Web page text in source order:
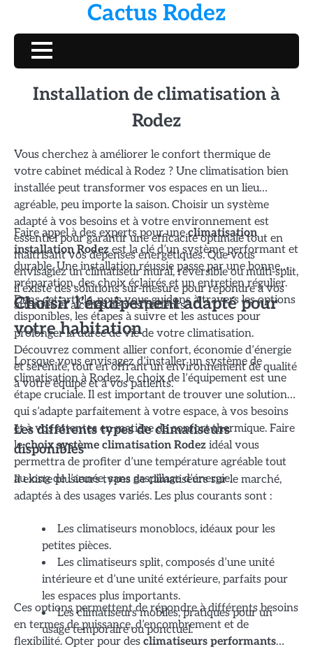
content
Cactus Rodez
Installation de climatisation à
Rodez
Vous cherchez à améliorer le confort thermique de
votre cabinet médical à Rodez ? Une climatisation bien
installée peut transformer vos espaces en un lieu
agréable, peu importe la saison. Choisir un système
adapté à vos besoins et à votre environnement est
essentiel pour garantir une efficacité optimale tout en
maîtrisant vos dépenses énergétiques. Que vous
envisagiez un climatiseur mural, réversible ou multi-split,
il existe des solutions sur-mesure pour répondre à vos
attentes et à celles de vos patients.
Faire appel à des experts pour uneclimatisation
installation Rodezest la clé d’un système performant et
durable. Une installation réussie passe par une bonne
préparation, des choix éclairés et un entretien régulier.
Dans cet article, nous vous guidons à travers les options
disponibles, les étapes à suivre et les astuces pour
prolonger la durée de vie de votre climatisation.
Découvrez comment allier confort, économie d’énergie
et sérénité, tout en offrant un environnement de qualité
à votre équipe et à vos patients.
Choisir l’équipement adapté pour
votre habitation
Lorsque vous envisagez d’installer un système de
climatisation à Rodez, le choix de l’équipement est une
étape cruciale. Il est important de trouver une solution
qui s’adapte parfaitement à votre espace, à vos besoins
et à vos attentes en matière de confort thermique. Faire
lechoix système climatisation Rodez idéal vous
permettra de profiter d’une température agréable tout
au long de l’année, sans gaspillage d’énergie.
Les différents types de climatiseurs
disponibles
Il existe plusieurs types de climatiseurs sur le marché,
adaptés à des usages variés. Les plus courants sont :
Les climatiseurs monoblocs, idéaux pour les
petites pièces.
Les climatiseurs split, composés d’une unité
intérieure et d’une unité extérieure, parfaits pour
les espaces plus importants.
Les climatiseurs mobiles, pratiques pour un
usage temporaire ou ponctuel.
Ces options permettent de répondre à différents besoins
en termes de puissance, d’encombrement et de
flexibilité. Opter pour des climatiseurs performants